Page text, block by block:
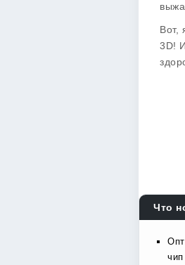
Вот,
3D!
Что